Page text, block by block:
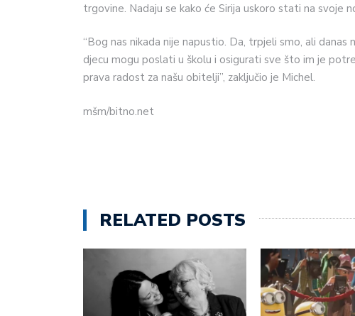
trgovine. Nadaju se kako će Sirija uskoro stati na svoje
“Bog nas nikada nije napustio. Da, trpjeli smo, ali
djecu mogu poslati u školu i osigurati sve što im je
prava radost za našu obitelji”, zaključio je Michel.
mšm/bitno.net
RELATED POSTS